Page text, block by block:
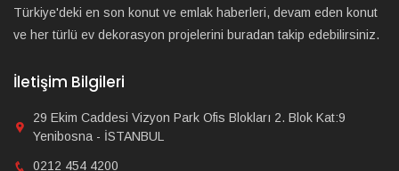
Türkiye'deki en son konut ve emlak haberleri, devam eden konut
ve her türlü ev dekorasyon projelerini buradan takip edebilirsiniz.
İletişim Bilgileri
29 Ekim Caddesi Vizyon Park Ofis Blokları 2. Blok Kat:9
Yenibosna - İSTANBUL
0212 454 4200